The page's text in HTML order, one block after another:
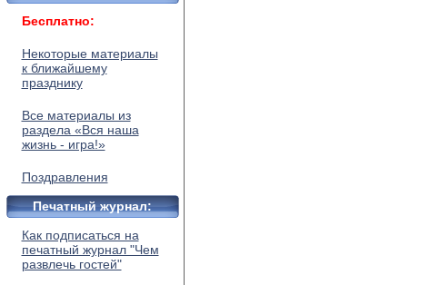
Бесплатно:
Некоторые материалы
к ближайшему
празднику
Все материалы из
раздела «Вся наша
жизнь - игра!»
Поздравления
Печатный журнал:
Как подписаться на
печатный журнал "Чем
развлечь гостей"